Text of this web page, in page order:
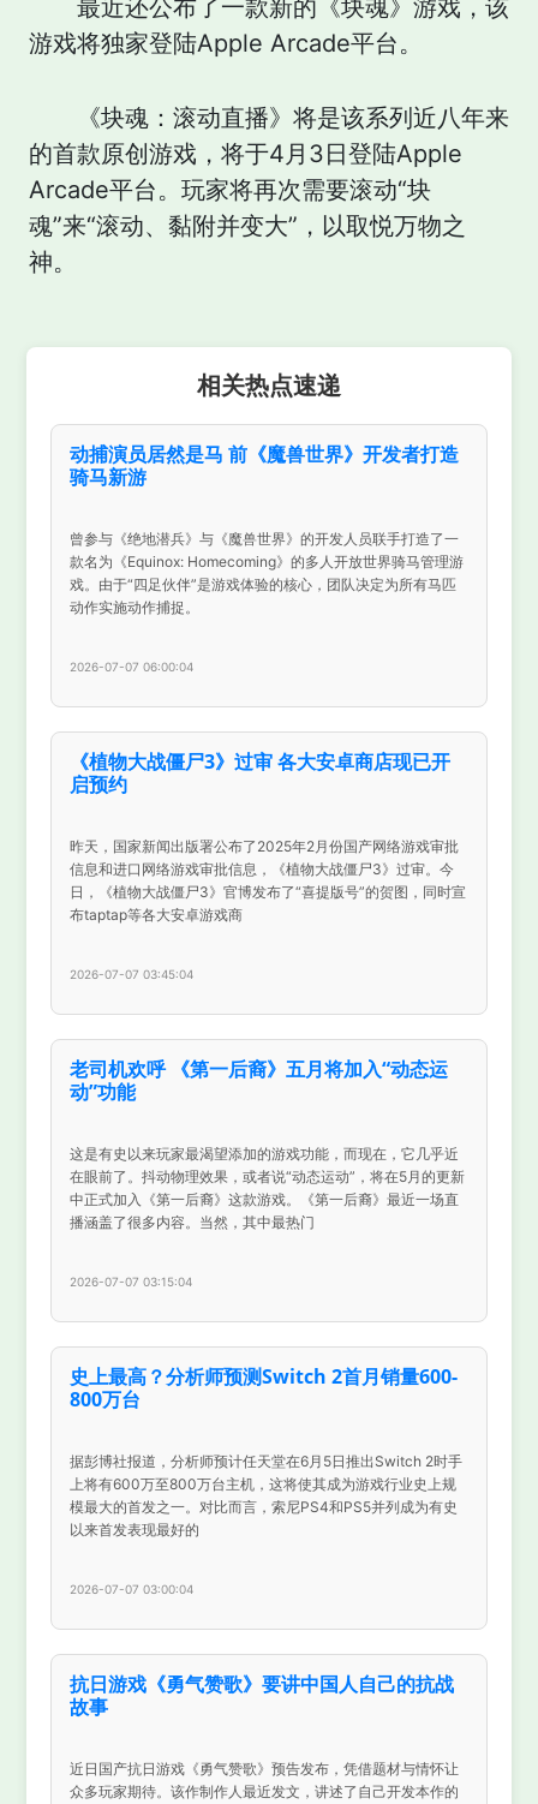
最近还公布了一款新的《块魂》游戏，该
游戏将独家登陆Apple Arcade平台。
《块魂：滚动直播》将是该系列近八年来
的首款原创游戏，将于4月3日登陆Apple
Arcade平台。玩家将再次需要滚动“块
魂”来“滚动、黏附并变大”，以取悦万物之
神。
相关热点速递
动捕演员居然是马 前《魔兽世界》开发者打造
骑马新游
曾参与《绝地潜兵》与《魔兽世界》的开发人员联手打造了一
款名为《Equinox: Homecoming》的多人开放世界骑马管理游
戏。由于“四足伙伴”是游戏体验的核心，团队决定为所有马匹
动作实施动作捕捉。
2026-07-07 06:00:04
《植物大战僵尸3》过审 各大安卓商店现已开
启预约
昨天，国家新闻出版署公布了2025年2月份国产网络游戏审批
信息和进口网络游戏审批信息，《植物大战僵尸3》过审。今
日，《植物大战僵尸3》官博发布了“喜提版号”的贺图，同时宣
布taptap等各大安卓游戏商
2026-07-07 03:45:04
老司机欢呼 《第一后裔》五月将加入“动态运
动”功能
这是有史以来玩家最渴望添加的游戏功能，而现在，它几乎近
在眼前了。抖动物理效果，或者说“动态运动”，将在5月的更新
中正式加入《第一后裔》这款游戏。《第一后裔》最近一场直
播涵盖了很多内容。当然，其中最热门
2026-07-07 03:15:04
史上最高？分析师预测Switch 2首月销量600-
800万台
据彭博社报道，分析师预计任天堂在6月5日推出Switch 2时手
上将有600万至800万台主机，这将使其成为游戏行业史上规
模最大的首发之一。对比而言，索尼PS4和PS5并列成为有史
以来首发表现最好的
2026-07-07 03:00:04
抗日游戏《勇气赞歌》要讲中国人自己的抗战
故事
近日国产抗日游戏《勇气赞歌》预告发布，凭借题材与情怀让
众多玩家期待。该作制作人最近发文，讲述了自己开发本作的